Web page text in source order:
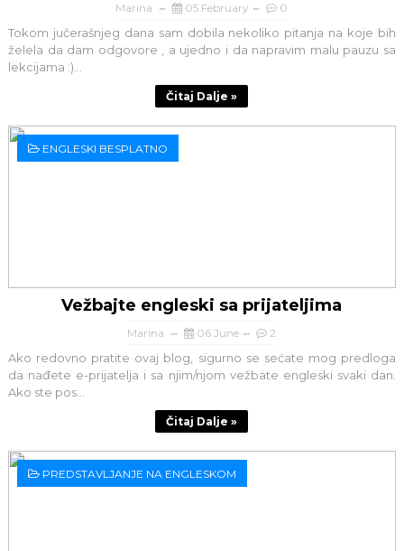
Marina 05 February 0
Tokom jučerašnjeg dana sam dobila nekoliko pitanja na koje bih
želela da dam odgovore , a ujedno i da napravim malu pauzu sa
lekcijama :)...
Čitaj Dalje »
ENGLESKI BESPLATNO
Vežbajte engleski sa prijateljima
Marina 06 June 2
Ako redovno pratite ovaj blog, sigurno se sećate mog predloga
da nađete e-prijatelja i sa njim/njom vežbate engleski svaki dan.
Ako ste pos...
Čitaj Dalje »
PREDSTAVLJANJE NA ENGLESKOM